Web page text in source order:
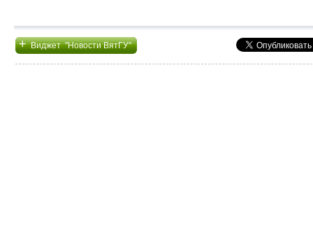
+Виджет "Новости ВятГУ"